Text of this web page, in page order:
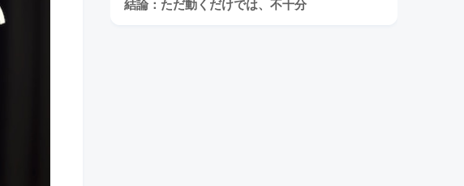
結論：ただ動くだけでは、不十分